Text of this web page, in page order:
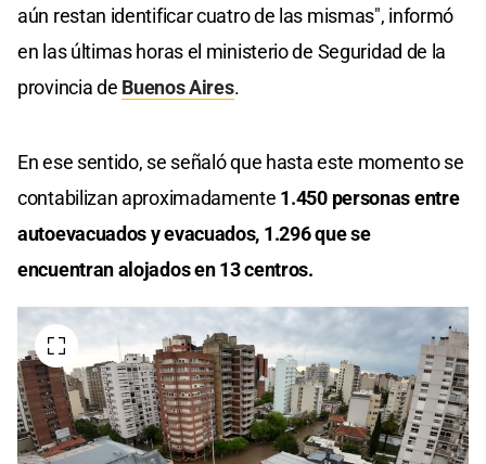
aún restan identificar cuatro de las mismas", informó
en las últimas horas el ministerio de Seguridad de la
provincia de Buenos Aires.
En ese sentido, se señaló que hasta este momento se
contabilizan aproximadamente 1.450 personas entre
autoevacuados y evacuados, 1.296 que se
encuentran alojados en 13 centros.